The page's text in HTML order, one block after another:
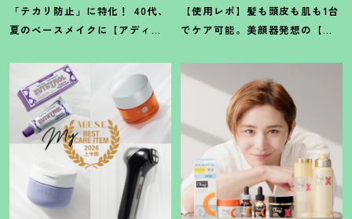
「テカリ防止」に特化 ！
40代、
夏のベースメイクに【アディク
た
【使用レポ】髪も頭皮も肌も1台
でケア可能。美顔器発想の【ス
ヤーがかなり優秀！